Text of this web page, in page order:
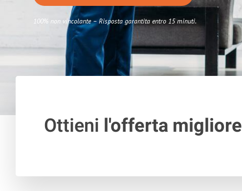
100% non vincolante – Risposta garantita entro 15 minuti.
Ottieni l'offerta migliore